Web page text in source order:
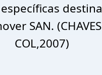
SAN.
COL,2007)